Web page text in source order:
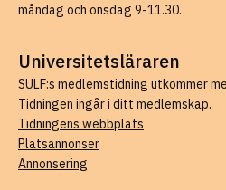
måndag och onsdag 9-11.30.
Universitetsläraren
SULF:s medlemstidning utkommer
Tidningen ingår i ditt medlemskap.
Tidningens webbplats
Platsannonser
Annonsering